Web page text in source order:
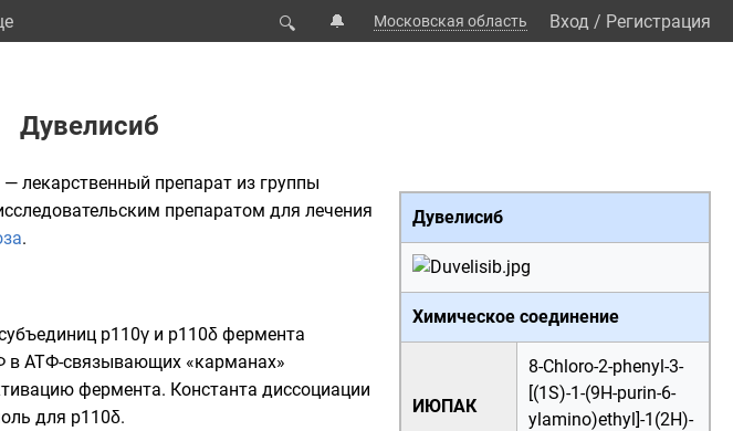
🔍 🔔 Московская область Вход / Регистрация
Дувелисиб
Дувелисиб
Химическое соединение
ИЮПАК
8-Chloro-2-phenyl-3-
[(1S)-1-(9H-purin-6-
ylamino)ethyl]-1(2H)-
— лекарственный препарат из группы
препаратом для лечения
.
p110γ и p110δ фермента
в АТФ-связывающих «карманах»
фермента. Константа диссоциации
для p110δ.